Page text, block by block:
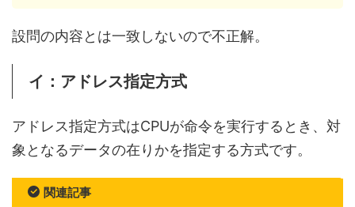
設問の内容とは一致しないので不正解。
イ：アドレス指定方式
アドレス指定方式はCPUが命令を実行するとき、対
象となるデータの在りかを指定する方式です。
関連記事